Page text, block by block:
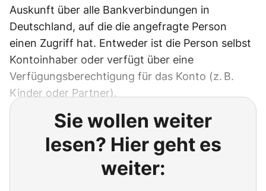
Auskunft über alle Bankverbindungen in
Deutschland, auf die die angefragte Person
einen Zugriff hat. Entweder ist die Person selbst
Kontoinhaber oder verfügt über eine
Verfügungsberechtigung für das Konto (z. B.
Kinder oder Partner).
Sie wollen weiter
lesen? Hier geht es
weiter: